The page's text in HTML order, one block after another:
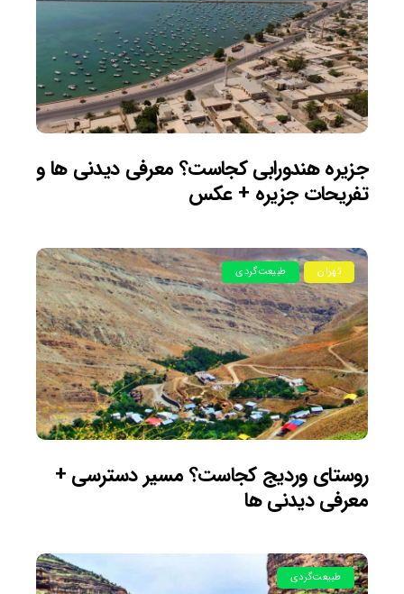
جزیره هندورابی کجاست؟ معرفی دیدنی ها و
تفریحات جزیره + عکس
تهران طبیعت‌گردی
روستای وردیج کجاست؟ مسیر دسترسی +
معرفی دیدنی ها
طبیعت‌گردی